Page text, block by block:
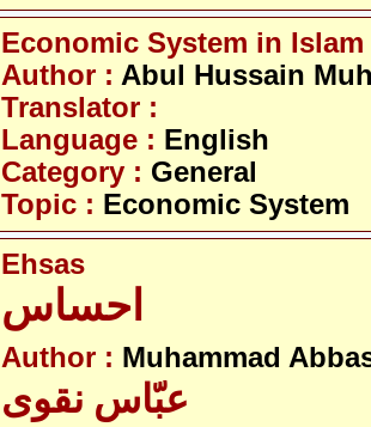
Economic System in Islam
Author : Abul Hussain
Translator :
Language : English
Category : General
Topic : Economic System
Ehsas
احساس
Author : Muhammad
عبّاس نقوی